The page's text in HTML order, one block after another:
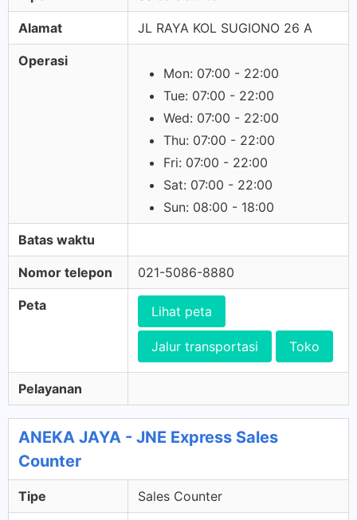
Alamat JL RAYA KOL SUGIONO 26 A
Operasi
Mon: 07:00 - 22:00
Tue: 07:00 - 22:00
Wed: 07:00 - 22:00
Thu: 07:00 - 22:00
Fri: 07:00 - 22:00
Sat: 07:00 - 22:00
Sun: 08:00 - 18:00
Batas waktu
Nomor telepon 021-5086-8880
Peta Lihat peta
Jalur transportasi Toko
Pelayanan
ANEKA JAYA - JNE Express Sales
Counter
Tipe Sales Counter